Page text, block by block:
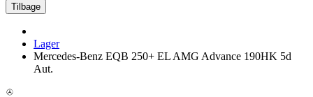
Tilbage
Lager
Mercedes-Benz EQB 250+ EL AMG Advance 190HK 5d
Aut.